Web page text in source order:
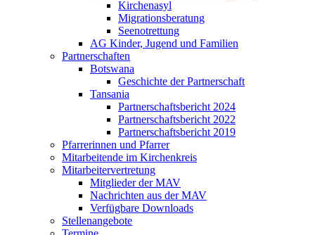
Kirchenasyl
Migrationsberatung
Seenotrettung
AG Kinder, Jugend und Familien
Partnerschaften
Botswana
Geschichte der Partnerschaft
Tansania
Partnerschaftsbericht 2024
Partnerschaftsbericht 2022
Partnerschaftsbericht 2019
Pfarrerinnen und Pfarrer
Mitarbeitende im Kirchenkreis
Mitarbeitervertretung
Mitglieder der MAV
Nachrichten aus der MAV
Verfügbare Downloads
Stellenangebote